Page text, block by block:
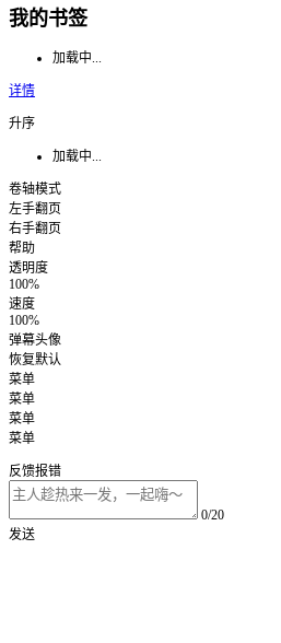
我的书签
加载中...
详情
升序
加载中...
卷轴模式
左手翻页
右手翻页
帮助
透明度
100%
速度
100%
弹幕头像
恢复默认
菜单
菜单
菜单
菜单
反馈报错
0/20
发送